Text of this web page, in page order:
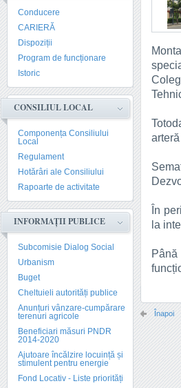
Conducere
CARIERĂ
Dispoziții
Program de funcționare
Istoric
CONSILIUL LOCAL
Componența Consiliului
Local
Regulament
Hotărâri ale Consiliului
Rapoarte de activitate
INFORMAȚII PUBLICE
Subcomisie Dialog Social
Urbanism
Buget
Cheltuieli autorități publice
Anunțuri vânzare-cumpărare
terenuri agricole
Beneficiari măsuri PNDR
2014-2020
Ajutoare încălzire locuință și
stimulent pentru energie
Fond Locativ - Liste priorități
În
la
Înapoi